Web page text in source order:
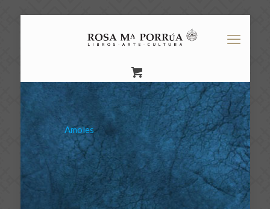
Amoles